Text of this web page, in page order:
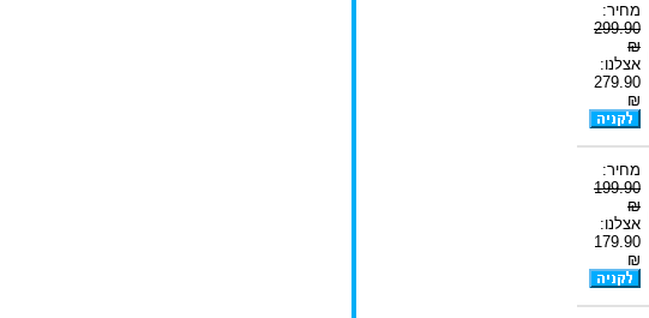
מחיר:
299.90
₪
אצלנו:
279.90
₪
מחיר:
199.90
₪
אצלנו:
179.90
₪